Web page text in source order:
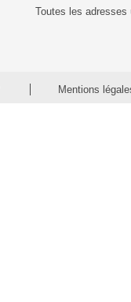
Toutes les adresses
Mentions